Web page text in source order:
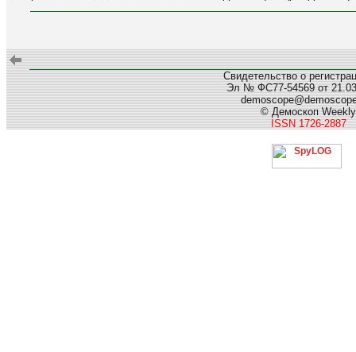
Свидетельство о
Эл № ФС77-54569 от
© Демоскоп Weekly
ISSN 1726-2887